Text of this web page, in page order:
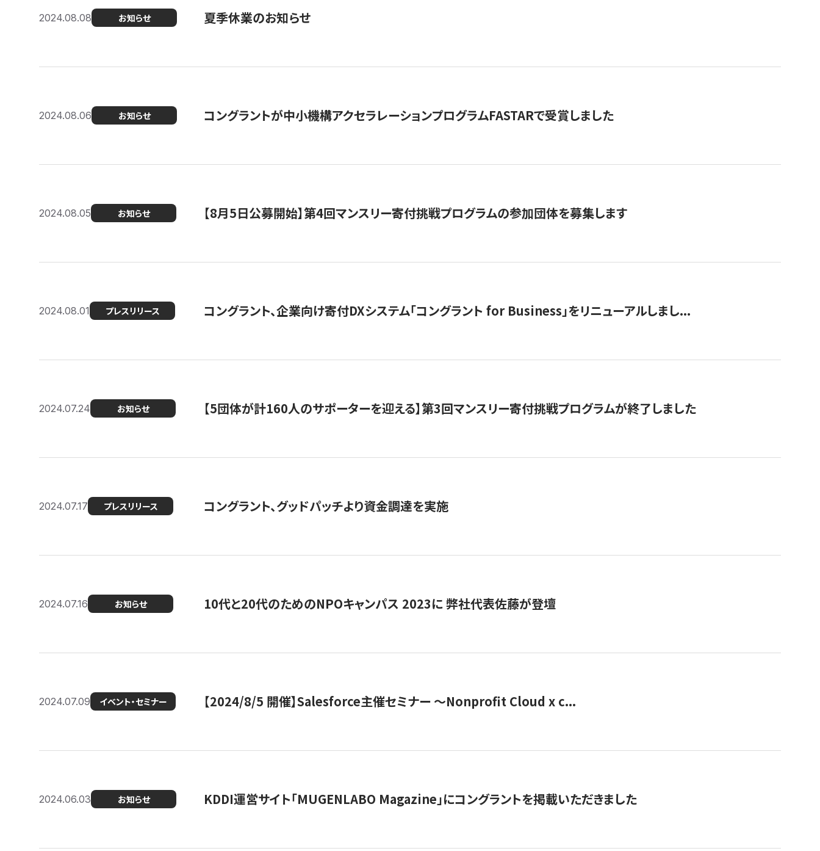
2024.08.08 お知らせ 夏季休業のお知らせ
2024.08.06 お知らせ コングラントが中小機構アクセラレーションプログラムFASTARで受賞しました
2024.08.05 お知らせ 【8月5日公募開始】第4回マンスリー寄付挑戦プログラムの参加団体を募集します
2024.08.01 プレスリリース コングラント、企業向け寄付DXシステム「コングラント for Business」をリニューアルしまし...
2024.07.24 お知らせ 【5団体が計160人のサポーターを迎える】​​第3回マンスリー寄付挑戦プログラムが終了しました
2024.07.17 プレスリリース コングラント、グッドパッチより資金調達を実施
2024.07.16 お知らせ 10代と20代のためのNPOキャンパス 2023に 弊社代表佐藤が登壇
2024.07.09 イベント・セミナー 【2024/8/5 開催】Salesforce主催セミナー 〜Nonprofit Cloud x c...
2024.06.03 お知らせ KDDI運営サイト「MUGENLABO Magazine」にコングラントを掲載いただきました